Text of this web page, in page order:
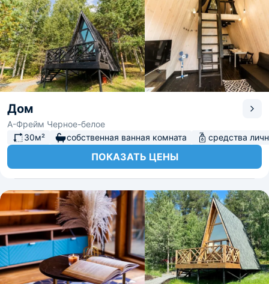
Дом
А-Фрейм Черное-белое
30м²
собственная ванная комната средства
ПОКАЗАТЬ ЦЕНЫ